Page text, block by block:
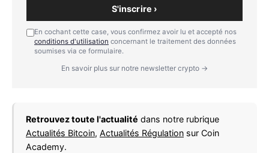
S'inscrire ›
En cochant cette case, vous confirmez avoir lu et accepté nos
conditions d'utilisation concernant le traitement des données
soumises via ce formulaire.
En savoir plus sur notre newsletter crypto →
Retrouvez toute l'actualité dans notre rubrique
Actualités Bitcoin, Actualités Régulation sur Coin
Academy.